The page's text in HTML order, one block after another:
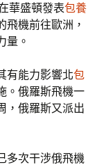
華盛頓發表包養
飛機前往歐洲，
量。
有能力影響北包
。俄羅斯飛機一
，俄羅斯又派出
多次干涉俄飛機